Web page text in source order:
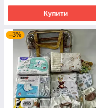
Купити
–3%